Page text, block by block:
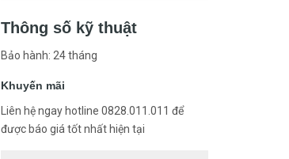
Thông số kỹ thuật
Bảo hành: 24 tháng
Khuyến mãi
Liên hệ ngay hotline 0828.011.011 để
được báo giá tốt nhất hiện tại